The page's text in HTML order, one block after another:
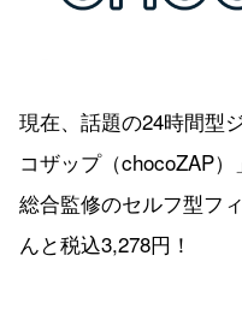
現在、話題の24時間型
コザップ（chocoZAP
総合監修のセルフ型フ
んと税込3,278円！